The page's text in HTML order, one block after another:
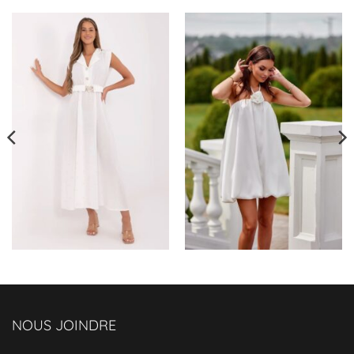
lanières et d'un chapeau à large bord, vous
incarnerez l'élégance d'un été bohème
décontracté.
Un charme infini :
La coupe ample de cetterobe blanche
allie
confort et style. L'encolure délicate et la jupe
intégrée dansent ensemble pour créer une
silhouette féminine et charmante, qui ne
manquera pas de captiver les regards.
Témoignage :
"Cette robe est mon rêve devenu
une touche de magie à l'ensemble.
NOUS JOINDRE